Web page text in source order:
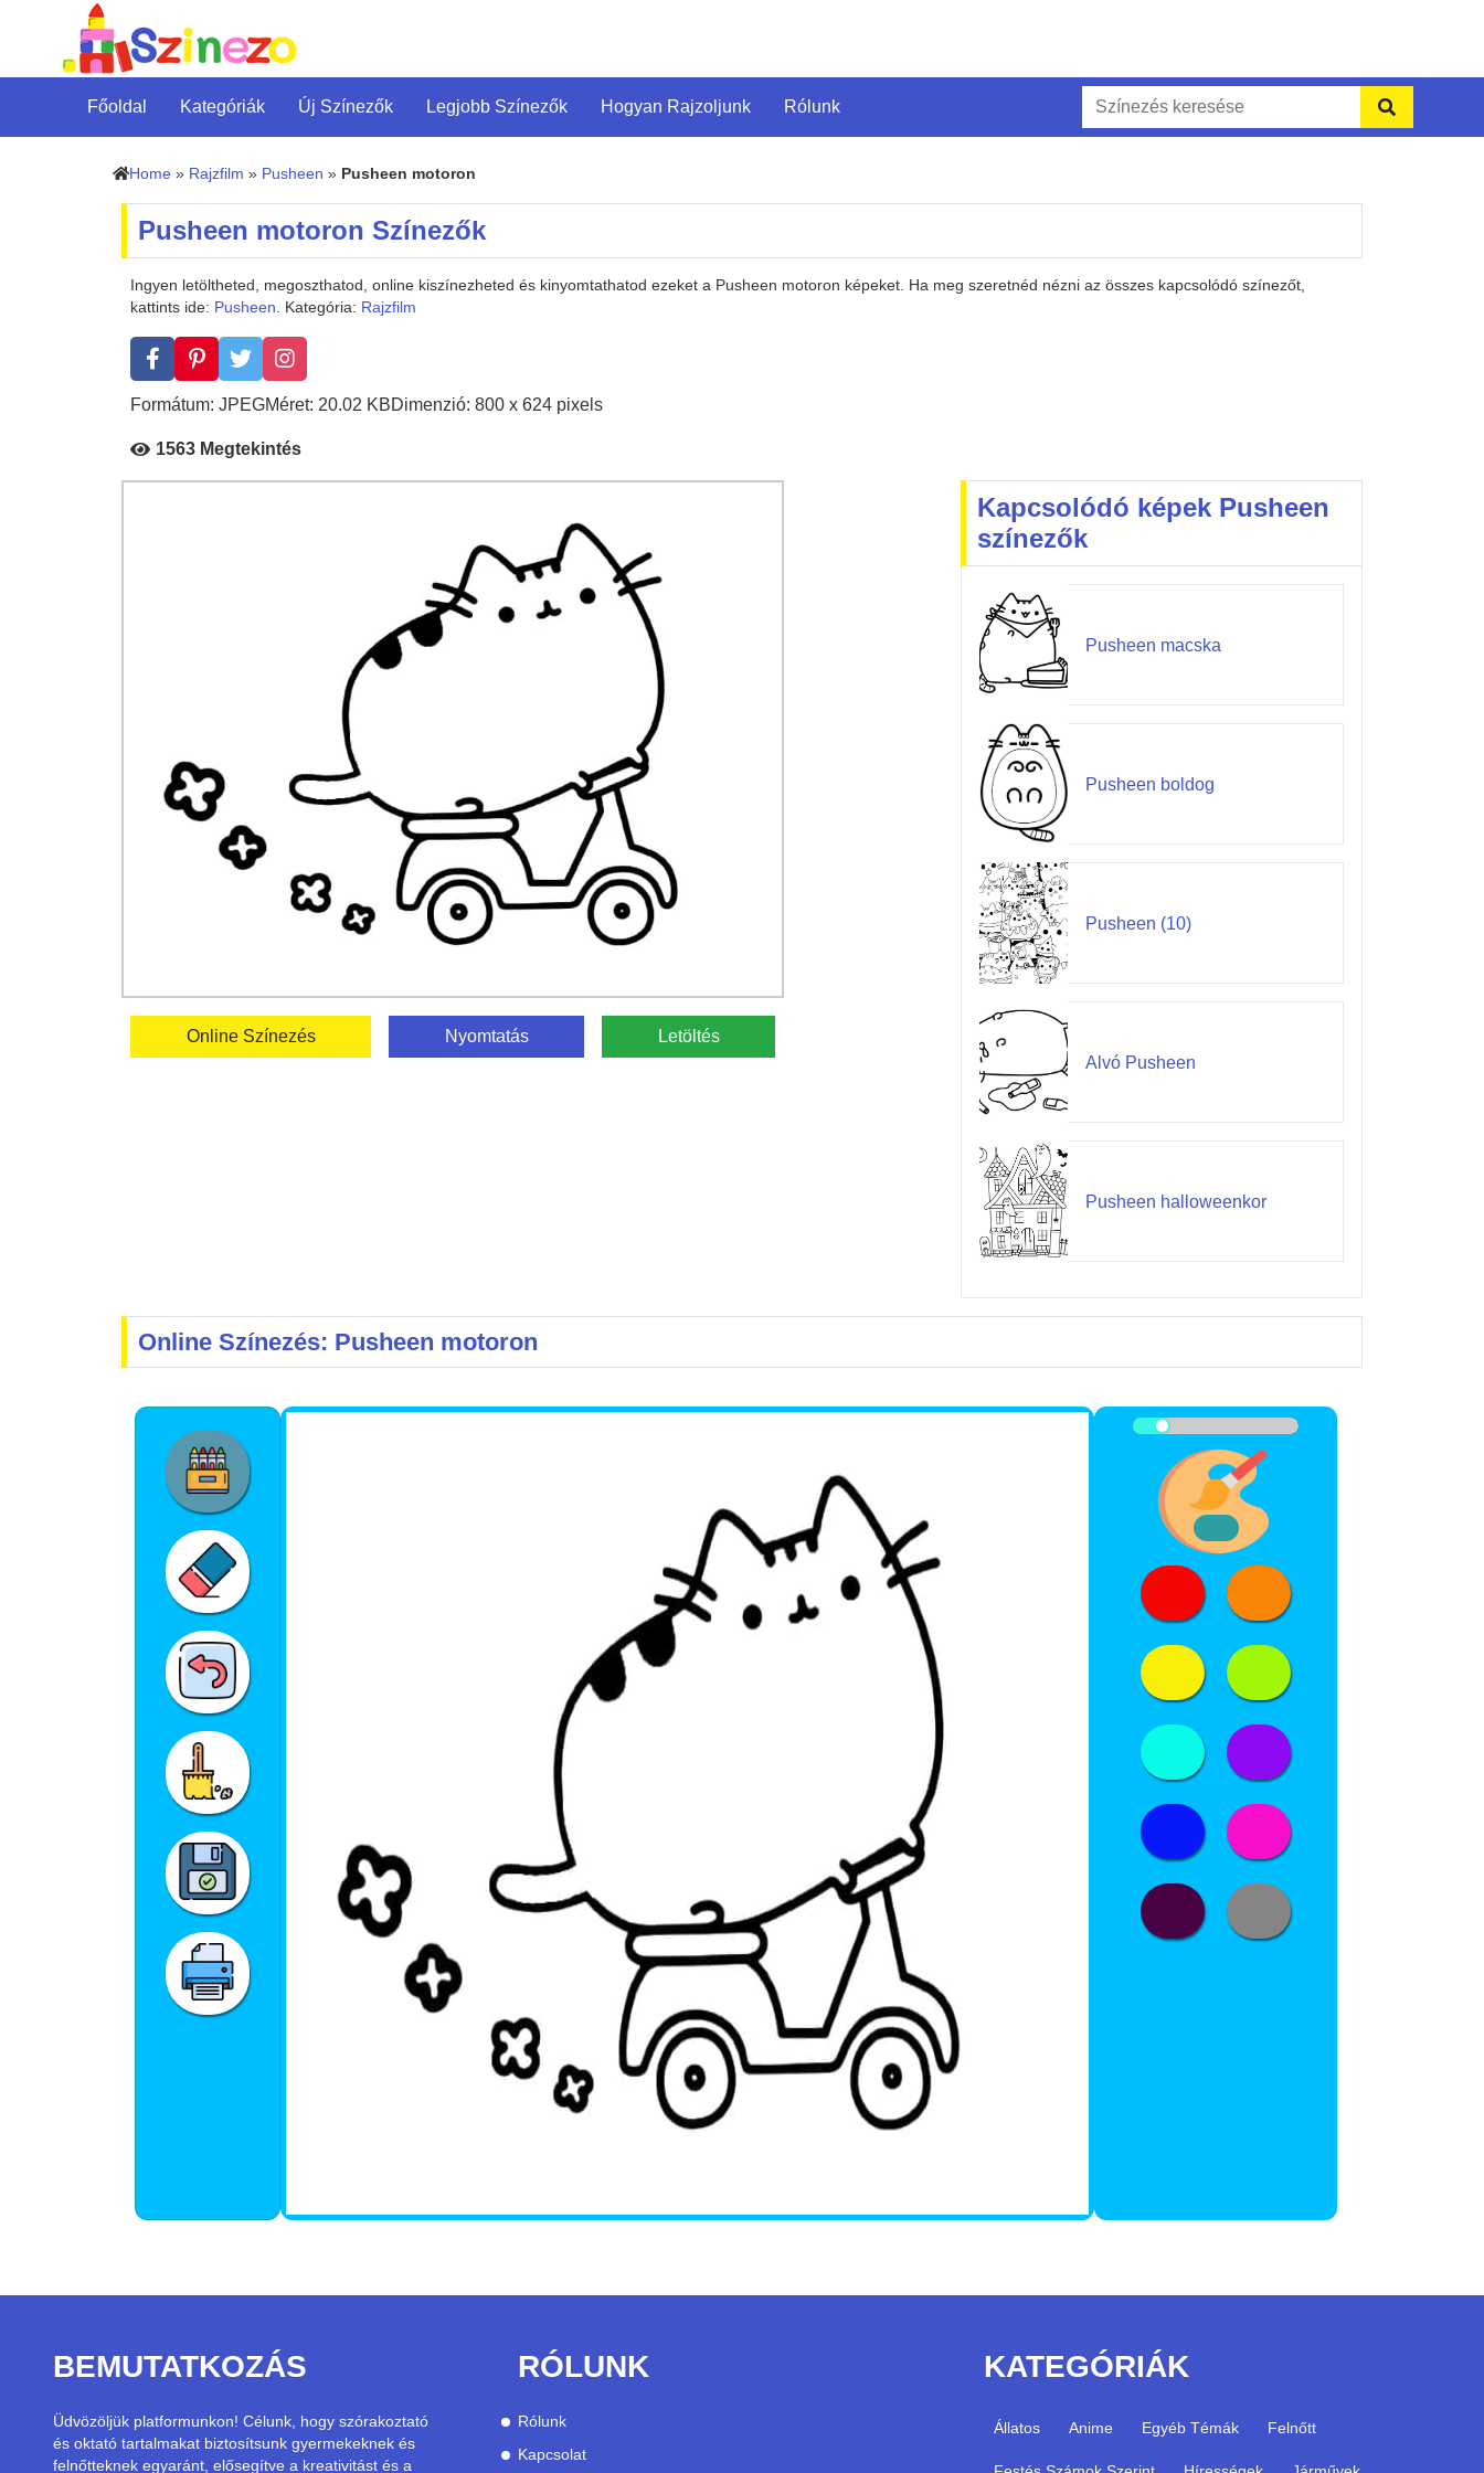
Főoldal Kategóriák Új Színezők Legjobb Színezők Hogyan Rajzoljunk Rólunk
Home » Rajzfilm » Pusheen » Pusheen motoron
Pusheen motoron Színezők
Ingyen letöltheted, megoszthatod, online kiszínezheted és kinyomtathatod ezeket a Pusheen motoron képeket. Ha meg szeretnéd nézni az összes kapcsolódó színezőt,
kattints ide: Pusheen. Kategória: Rajzfilm
Formátum: JPEGMéret: 20.02 KBDimenzió: 800 x 624 pixels
1563 Megtekintés
Online Színezés Nyomtatás Letöltés
Kapcsolódó képek Pusheen
színezők
Pusheen macska
Pusheen boldog
Pusheen (10)
Alvó Pusheen
Pusheen halloweenkor
Online Színezés: Pusheen motoron
BEMUTATKOZÁS
Üdvözöljük platformunkon! Célunk, hogy szórakoztató
és oktató tartalmakat biztosítsunk gyermekeknek és
felnőtteknek egyaránt, elősegítve a kreativitást és a
RÓLUNK
Rólunk
Kapcsolat
KATEGÓRIÁK
Állatos Anime Egyéb Témák Felnőtt